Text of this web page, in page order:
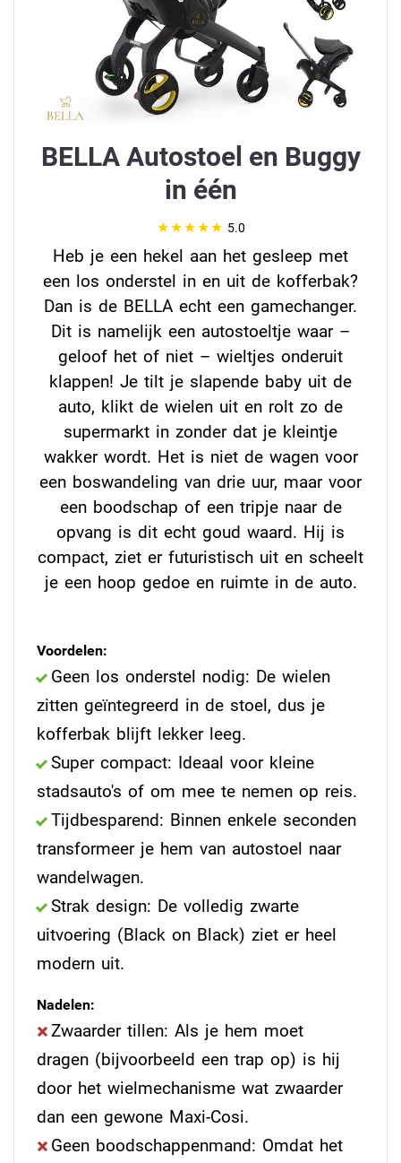
BELLA Autostoel en Buggy
in één
5.0
Heb je een hekel aan het gesleep met
een los onderstel in en uit de kofferbak?
Dan is de BELLA echt een gamechanger.
Dit is namelijk een autostoeltje waar –
geloof het of niet – wieltjes onderuit
klappen! Je tilt je slapende baby uit de
auto, klikt de wielen uit en rolt zo de
supermarkt in zonder dat je kleintje
wakker wordt. Het is niet de wagen voor
een boswandeling van drie uur, maar voor
een boodschap of een tripje naar de
opvang is dit echt goud waard. Hij is
compact, ziet er futuristisch uit en scheelt
je een hoop gedoe en ruimte in de auto.
Voordelen:
Geen los onderstel nodig: De wielen
zitten geïntegreerd in de stoel, dus je
kofferbak blijft lekker leeg.
Super compact: Ideaal voor kleine
stadsauto's of om mee te nemen op reis.
Tijdbesparend: Binnen enkele seconden
transformeer je hem van autostoel naar
wandelwagen.
Strak design: De volledig zwarte
uitvoering (Black on Black) ziet er heel
modern uit.
Nadelen:
Zwaarder tillen: Als je hem moet
dragen (bijvoorbeeld een trap op) is hij
door het wielmechanisme wat zwaarder
dan een gewone Maxi-Cosi.
Geen boodschappenmand: Omdat het